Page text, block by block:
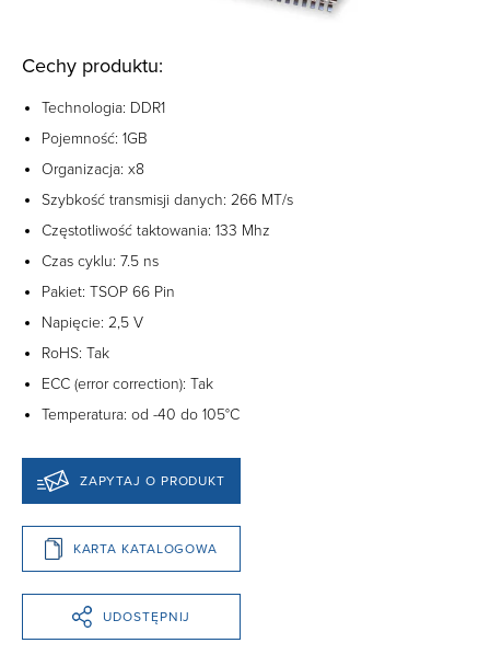
Cechy produktu:
Technologia: DDR1
Pojemność: 1GB
Organizacja: x8
Szybkość transmisji danych: 266 MT/s
Częstotliwość taktowania: 133 Mhz
Czas cyklu: 7.5 ns
Pakiet: TSOP 66 Pin
Napięcie: 2,5 V
RoHS: Tak
ECC (error correction): Tak
Temperatura: od -40 do 105°C
ZAPYTAJ O PRODUKT
KARTA KATALOGOWA
UDOSTĘPNIJ